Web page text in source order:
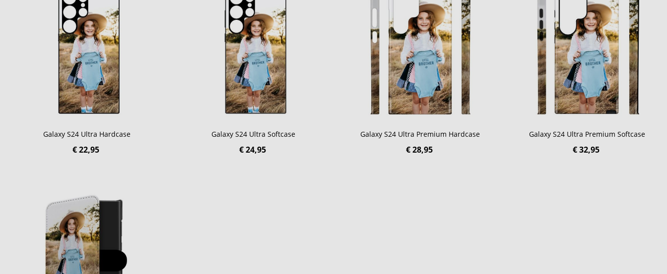
Galaxy S24 Ultra Hardcase
€ 22,95
Galaxy S24 Ultra Softcase
€ 24,95
Galaxy S24 Ultra Premium Hardcase
€ 28,95
Galaxy S24 Ultra Premium Softcase
€ 32,95